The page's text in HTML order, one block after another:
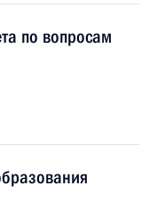
по вопросам